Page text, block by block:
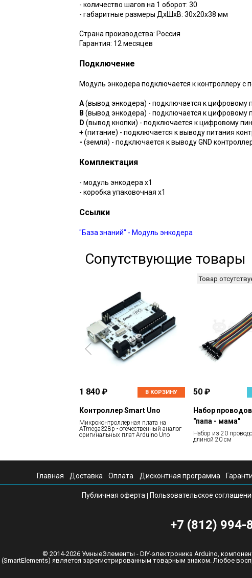
- количество шагов на 1 оборот: 30
- габаритные размеры ДхШхВ: 30х20х38 мм
Страна производства: Россия
Гарантия: 12 месяцев
Подключение
Модуль энкодера подключается к контроллеру
A(вывод энкодера) - подключается к цифровому
B (вывод энкодера) - подключается к цифровому
D (вывод кнопки) - подключается к цифровому
+(питание) - подключается к выводу питания
- (земля) - подключается к выводу GND
Комплектация
- модуль энкодера х1
- коробка упаковочная х1
Ссылки
"База знаний" - Модуль энкодера
Сопутствующие товары
1 840 ₽ В КОРЗИНУ
Контроллер Smart Uno
Микроконтроллерная плата на
ATmega328p - отечественный аналог
оригинальных плат Arduino Uno
Товар
50 ₽
Набор
"папа - мама"
Набор из 20
длиной 20 см
Главная Доставка Оплата Дисконтная программа
Публичная оферта| Пользовательское
+7 (812) 994-
© 2014-2026 УмныеЭлементы - DIY-электроника Arduino,
является зарегистрированным товарным знаком. Любое